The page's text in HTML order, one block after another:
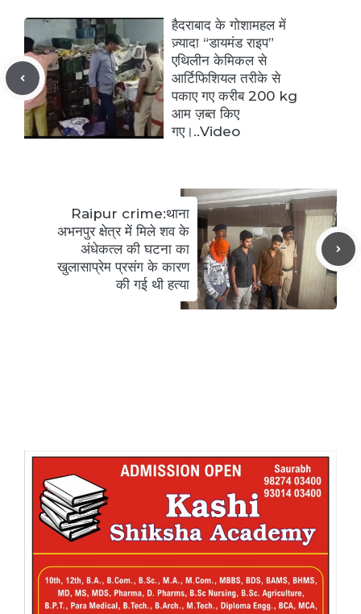
हैदराबाद के गोशामहल में
ज़्यादा “डायमंड राइप”
एथिलीन केमिकल से
आर्टिफिशियल तरीके से
पकाए गए करीब 200 kg
आम ज़ब्त किए
गए।..Video
Raipur crime:थाना
अभनपुर क्षेत्र में मिले शव के
अंधेकत्ल की घटना का
खुलासाप्रेम प्रसंग के कारण
की गई थी हत्या